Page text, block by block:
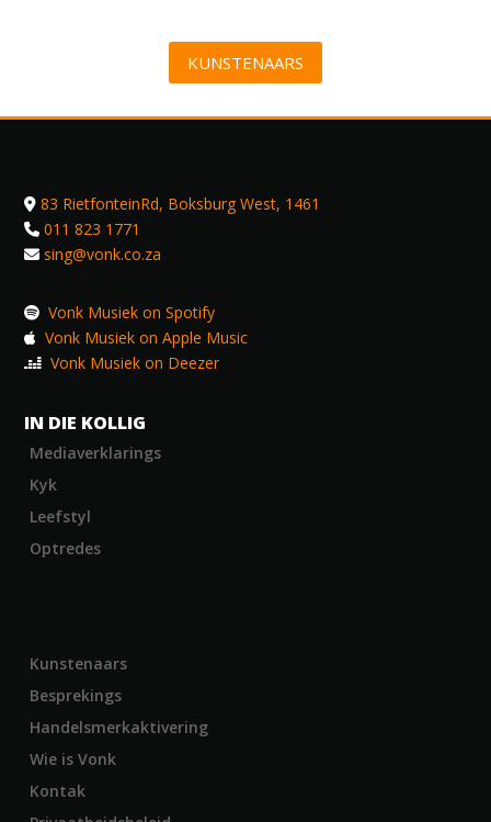
KUNSTENAARS
83 RietfonteinRd, Boksburg West, 1461
011 823 1771
sing@vonk.co.za
Vonk Musiek on Spotify
Vonk Musiek on Apple Music
Vonk Musiek on Deezer
IN DIE KOLLIG
Mediaverklarings
Kyk
Leefstyl
Optredes
Kunstenaars
Besprekings
Handelsmerkaktivering
Wie is Vonk
Kontak